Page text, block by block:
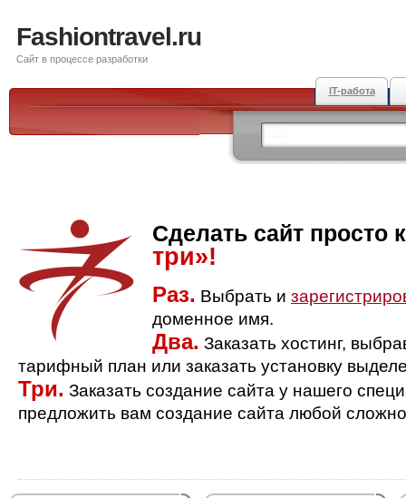
Fashiontravel.ru
Сайт в процессе разработки
IT-работа
Сделать сайт просто
три»!
Раз. Выбрать и
доменное имя.
Два. Заказать хостинг,
тарифный план или заказать установку
Три. Заказать создание сайта у нашего
предложить вам создание сайта любой